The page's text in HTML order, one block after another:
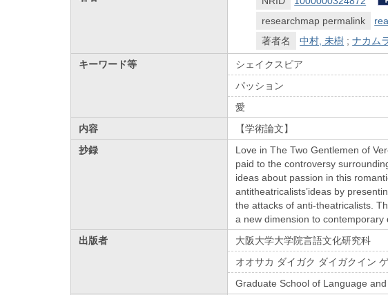
researchmap permalink
著者名
中村, 未樹 ;ナカム
キーワード等
シェイクスピア
パッション
愛
内容
【学術論文】
抄録
Love in The Two Gentlemen of
paid to the controversy
ideas about passion in this
antitheatricalists’ideas by
the attacks of anti-theatricalists.
a new dimension to contemporary
出版者
大阪大学大学院言語文化研究科
オオサカ ダイガク ダイガクイン
Graduate School of Language